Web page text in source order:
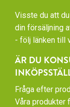
Visste du att
din försäljning
- följ länken till
ÄR DU
Fråga efter
Våra produkter